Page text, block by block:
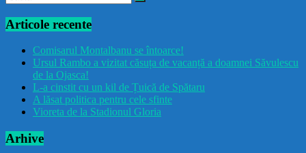
Articole recente
Comisarul Montalbanu se întoarce!
Ursul Rambo a vizitat căsuța de vacanță a doamnei Săvulescu
de la Ojasca!
L-a cinstit cu un kil de Țuică de Spătaru
A lăsat politica pentru cele sfinte
Vioreta de la Stadionul Gloria
Arhive